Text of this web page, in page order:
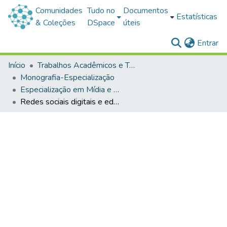
Comunidades
& Coleções
Tudo no
DSpace
Documentos
úteis
Estatísticas
Entrar
Início
Trabalhos Acadêmicos e Técnicos
Monografia-Especialização
Especialização em Mídia e Educação
Redes sociais digitais e educação não formal: uma análise das estratégias do Espaço Ciência Viva